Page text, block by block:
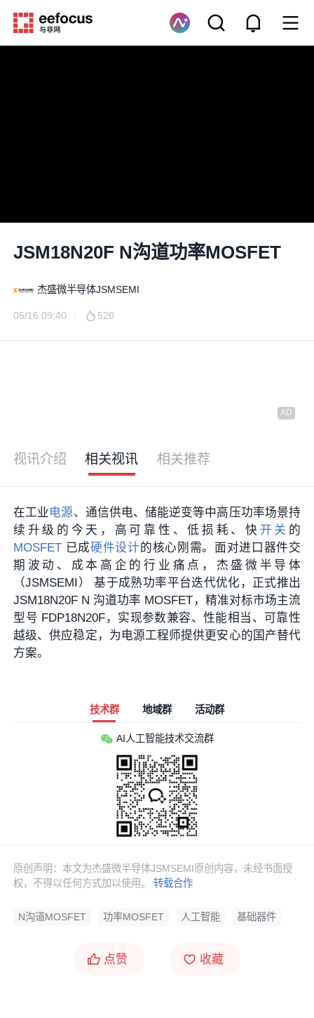
JSM18N20F N沟道功率MOSFET
杰盛微半导体JSMSEMI
05/16 09:40 520
视讯介绍 相关视讯 相关推荐
在工业电源、通信供电、储能逆变等中高压功率场景持
续升级的今天，高可靠性、低损耗、快 开关 的
MOSFET 已成硬件设计的核心刚需。面对进口器件交
期波动、成本高企的行业痛点，杰盛微半导体
（JSMSEMI） 基于成熟功率平台迭代优化，正式推出
JSM18N20F N 沟道功率 MOSFET，精准对标市场主流
型号 FDP18N20F，实现参数兼容、性能相当、可靠性
越级、供应稳定，为电源工程师提供更安心的国产替代
方案。
技术群 地域群 活动群
AI人工智能技术交流群
原创声明：本文为杰盛微半导体JSMSEMI原创内容，未经书面授
权，不得以任何方式加以使用。转载合作
N沟道MOSFET 功率MOSFET 人工智能 基础器件
点赞 收藏